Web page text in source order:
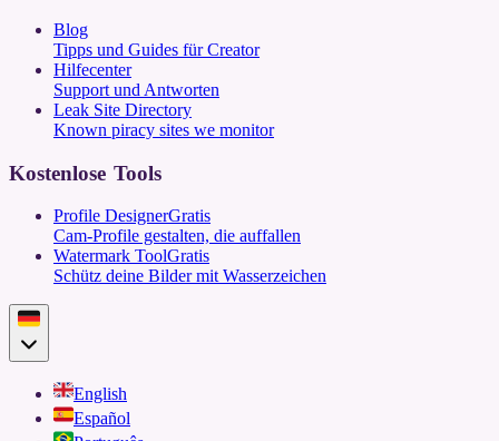
Blog
Tipps und Guides für Creator
Hilfecenter
Support und Antworten
Leak Site Directory
Known piracy sites we monitor
Kostenlose Tools
Profile DesignerGratis
Cam-Profile gestalten, die auffallen
Watermark ToolGratis
Schütz deine Bilder mit Wasserzeichen
English
Español